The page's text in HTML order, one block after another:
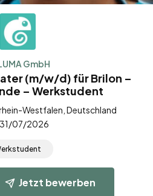
GmbH
(m/w/d) für Brilon –
– Werkstudent
Westfalen, Deutschland
31/07/2026
Jetzt bewerben